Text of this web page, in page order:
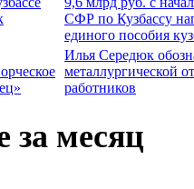
СФР по Кузбассу
единого пособия
Илья Середюк
металлургической
работников
за месяц